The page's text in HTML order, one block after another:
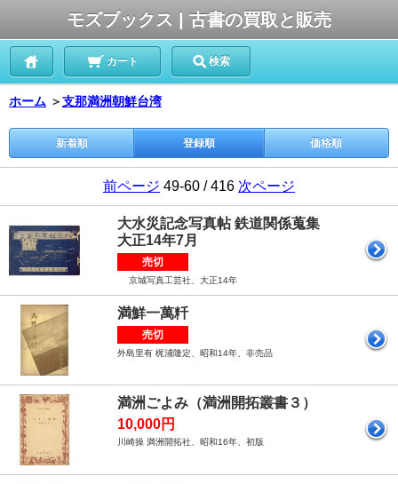
モズブックス | 古書の買取と販売
カート 検索
ホーム ＞支那満洲朝鮮台湾
新着順 登録順 価格順
前ページ 49-60 / 416 次ページ
大水災記念写真帖 鉄道関係蒐集
大正14年7月
売切
京城写真工芸社、大正14年
満鮮一萬粁
売切
外島里有 梶浦隆定、昭和14年、非売品
満洲ごよみ（満洲開拓叢書３）
10,000円
川崎操 満洲開拓社、昭和16年、初版